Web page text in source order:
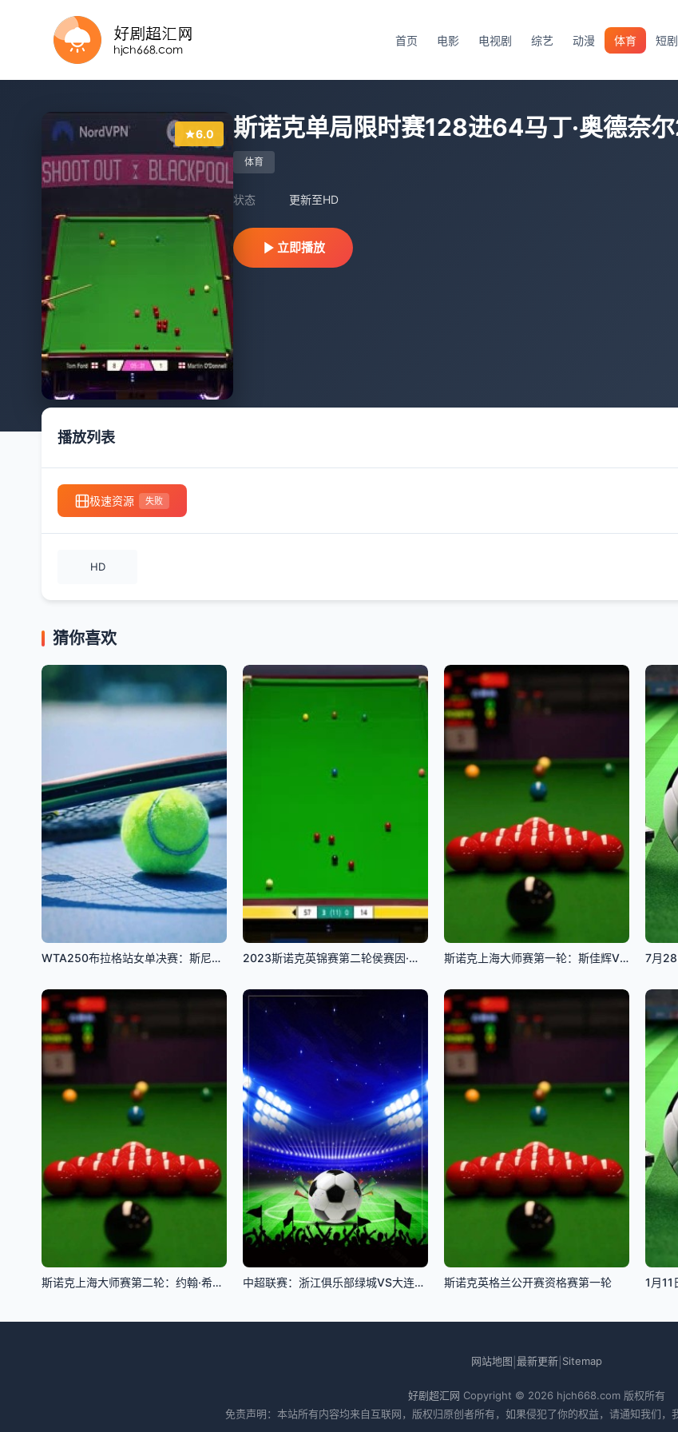
首页 电影 电视剧 综艺 动漫 体育 短剧
6.0 斯诺克单局限时赛128进64马丁·奥德奈
体育
状态 更新至HD
立即播放
播放列表
极速资源 失败
HD
猜你喜欢
WTA250布拉格站女单决赛：斯尼古尔VS塔格尔 2023斯诺克英锦赛第二轮侯赛因·瓦菲6-1马修·塞尔特20231130 斯诺克上海大师赛第一轮：斯佳辉VS庞俊旭
斯诺克上海大师赛第二轮：约翰·希金斯VS杰克·利索夫斯基 中超联赛：浙江俱乐部绿城VS大连英博海发20260726
更新至阿尔菲·博登VS阿尔特米·齐津斯
斯诺克英格兰公开赛资格赛第一轮
网站地图 最新更新 Sitemap
好剧超汇网 Copyright © 2026 hjch668.com 版权所有
免责声明：本站所有内容均来自互联网，版权归原创者所有，如果侵犯了你的权益，请通知我们，